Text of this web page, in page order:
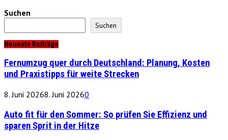
Suchen
Suchen
Neueste Beiträge
Fernumzug quer durch Deutschland: Planung, Kosten
und Praxistipps für weite Strecken
8. Juni 20268. Juni 20260
Auto fit für den Sommer: So prüfen Sie Effizienz und
sparen Sprit in der Hitze